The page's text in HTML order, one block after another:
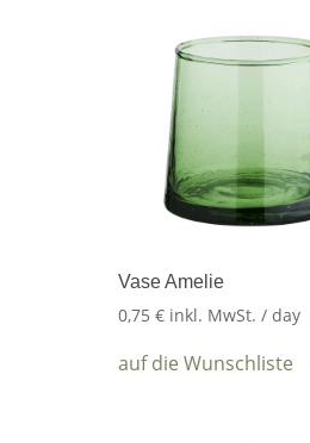
Vase Amelie
0,75 € inkl. MwSt. / day
auf die Wunschliste